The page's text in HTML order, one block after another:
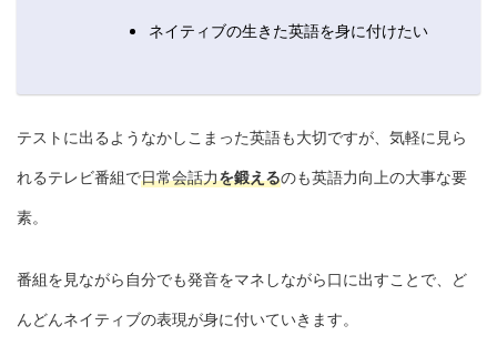
ネイティブの生きた英語を身に付けたい
テストに出るようなかしこまった英語も大切ですが、気軽に見ら
れるテレビ番組で日常会話力を鍛えるのも英語力向上の大事な要
素。
番組を見ながら自分でも発音をマネしながら口に出すことで、ど
んどんネイティブの表現が身に付いていきます。